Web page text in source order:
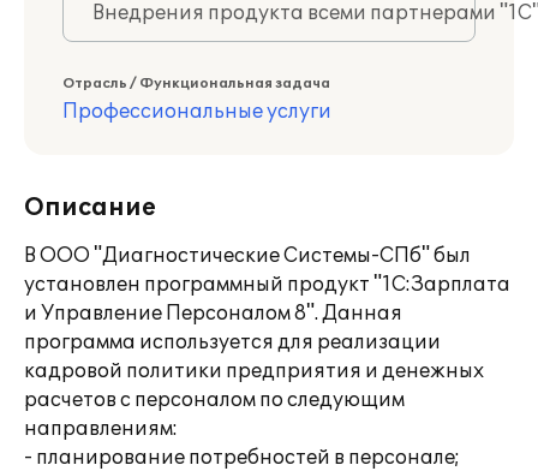
Внедрения продукта всеми партнерами
Отрасль / Функциональная задача
Профессиональные услуги
Описание
В ООО "Диагностические Системы-СПб" был
установлен программный продукт "1С:Зарплата
и Управление Персоналом 8". Данная
программа используется для реализации
кадровой политики предприятия и денежных
расчетов с персоналом по следующим
направлениям:
- планирование потребностей в персонале;